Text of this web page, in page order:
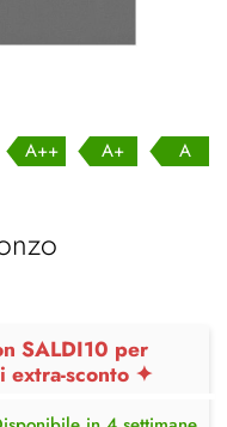
A++ A+ A
SALDI10 per
extra-sconto ✦